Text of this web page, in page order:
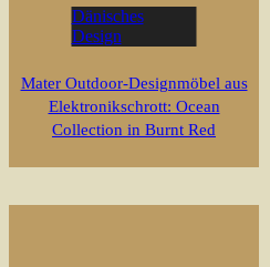
Dänisches
Design
Mater Outdoor-Designmöbel aus
Elektronikschrott: Ocean
Collection in Burnt Red